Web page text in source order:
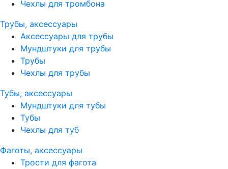
Чехлы для тромбона
Трубы, аксессуары
Аксессуары для трубы
Мундштуки для трубы
Трубы
Чехлы для трубы
Тубы, аксессуары
Мундштуки для тубы
Тубы
Чехлы для туб
Фаготы, аксессуары
Трости для фагота